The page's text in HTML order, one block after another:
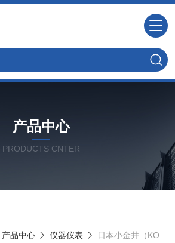
产品中心
PRODUCTS CNTER
产品中心 仪器仪表 日本小金井（KOGANEI）